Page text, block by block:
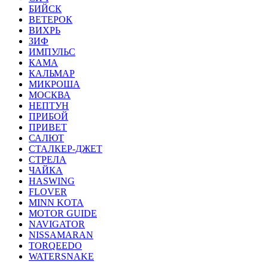
БИЙСК
ВЕТЕРОК
ВИХРЬ
ЗИФ
ИМПУЛЬС
КАМА
КАЛЬМАР
МИКРОША
МОСКВА
НЕПТУН
ПРИБОЙ
ПРИВЕТ
САЛЮТ
СТАЛКЕР-ДЖЕТ
СТРЕЛА
ЧАЙКА
HASWING
FLOVER
MINN KOTA
MOTOR GUIDE
NAVIGATOR
NISSAMARAN
TORQEEDO
WATERSNAKE